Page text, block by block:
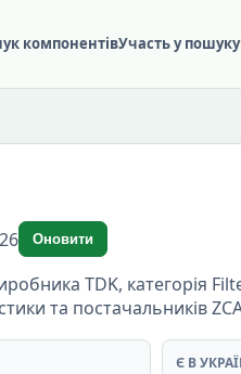
компонентівУчасть у пошуку
Оновити
TDK, категорія
та постачальників
Є В